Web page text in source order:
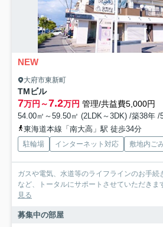
NEW
大府市東新町
TMビル
7万円～7.2万円 管理/共益費5,000円
54.00㎡～59.50㎡ (2LDK～3DK) /築38年 /
東海道本線「南大高」駅 徒歩34分
駐輪場 インターネット対応 敷地内ご
ガスや電気、水道等のライフラインのお手続
など、トータルにサポートさせていただきま
見る
募集中の部屋